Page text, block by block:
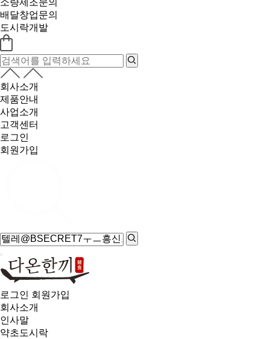
소량제조문의
배달창업문의
도시락개발
회사소개
제품안내
사업소개
고객센터
로그인
회원가입
로그인 회원가입
회사소개
인사말
약초도시락